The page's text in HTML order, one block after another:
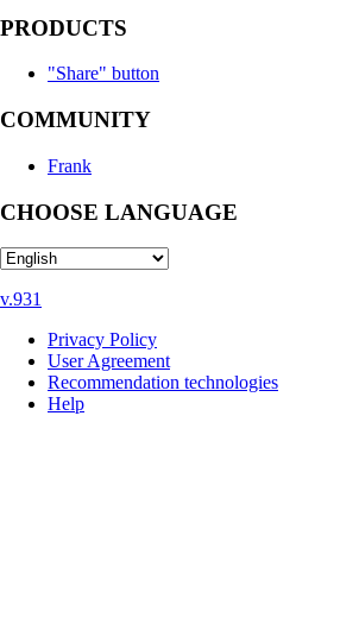
PRODUCTS
"Share" button
COMMUNITY
Frank
CHOOSE LANGUAGE
v.931
Privacy Policy
User Agreement
Recommendation technologies
Help